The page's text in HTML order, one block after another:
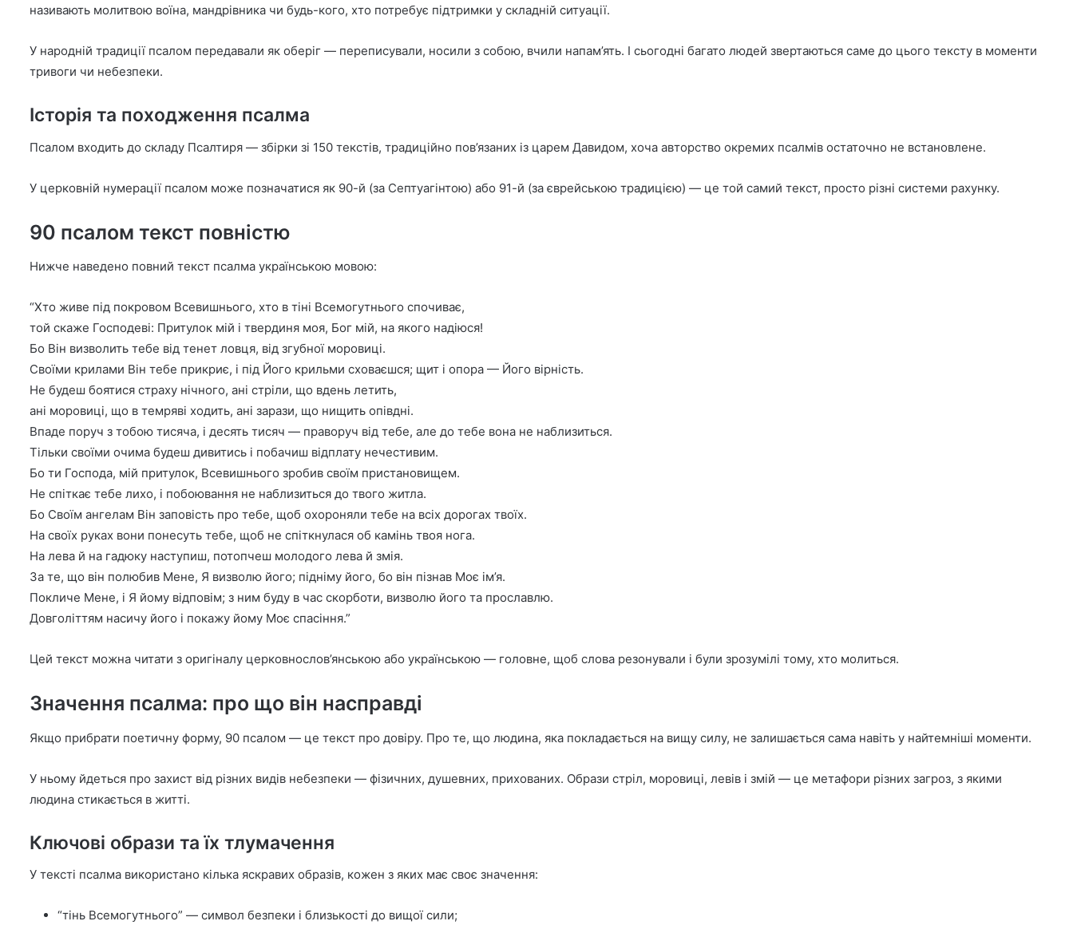
називають молитвою воїна, мандрівника чи будь-кого, хто потребує підтримки у складній ситуації.
У народній традиції псалом передавали як оберіг — переписували, носили з собою, вчили напам’ять. І сьогодні багато людей звертаються саме до цього тексту в моменти
тривоги чи небезпеки.
Історія та походження псалма
Псалом входить до складу Псалтиря — збірки зі 150 текстів, традиційно пов’язаних із царем Давидом, хоча авторство окремих псалмів остаточно не встановлене.
У церковній нумерації псалом може позначатися як 90-й (за Септуагінтою) або 91-й (за єврейською традицією) — це той самий текст, просто різні системи рахунку.
90 псалом текст повністю
Нижче наведено повний текст псалма українською мовою:
“Хто живе під покровом Всевишнього, хто в тіні Всемогутнього спочиває,
той скаже Господеві: Притулок мій і твердиня моя, Бог мій, на якого надіюся!
Бо Він визволить тебе від тенет ловця, від згубної моровиці.
Своїми крилами Він тебе прикриє, і під Його крильми сховаєшся; щит і опора — Його вірність.
Не будеш боятися страху нічного, ані стріли, що вдень летить,
ані моровиці, що в темряві ходить, ані зарази, що нищить опівдні.
Впаде поруч з тобою тисяча, і десять тисяч — праворуч від тебе, але до тебе вона не наблизиться.
Тільки своїми очима будеш дивитись і побачиш відплату нечестивим.
Бо ти Господа, мій притулок, Всевишнього зробив своїм пристановищем.
Не спіткає тебе лихо, і побоювання не наблизиться до твого житла.
Бо Своїм ангелам Він заповість про тебе, щоб охороняли тебе на всіх дорогах твоїх.
На своїх руках вони понесуть тебе, щоб не спіткнулася об камінь твоя нога.
На лева й на гадюку наступиш, потопчеш молодого лева й змія.
За те, що він полюбив Мене, Я визволю його; підніму його, бо він пізнав Моє ім’я.
Покличе Мене, і Я йому відповім; з ним буду в час скорботи, визволю його та прославлю.
Довголіттям насичу його і покажу йому Моє спасіння.”
Цей текст можна читати з оригіналу церковнослов’янською або українською — головне, щоб слова резонували і були зрозумілі тому, хто молиться.
Значення псалма: про що він насправді
Якщо прибрати поетичну форму, 90 псалом — це текст про довіру. Про те, що людина, яка покладається на вищу силу, не залишається сама навіть у найтемніші моменти.
У ньому йдеться про захист від різних видів небезпеки — фізичних, душевних, прихованих. Образи стріл, моровиці, левів і змій — це метафори різних загроз, з якими
людина стикається в житті.
Ключові образи та їх тлумачення
У тексті псалма використано кілька яскравих образів, кожен з яких має своє значення:
“тінь Всемогутнього” — символ безпеки і близькості до вищої сили;